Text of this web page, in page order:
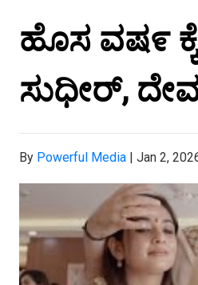
ಹೊಸ ವಷ೯
ಸುಧೀರ್,
By Powerful Media | Jan 2,